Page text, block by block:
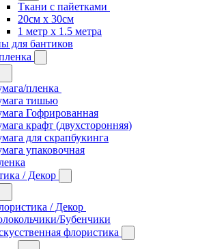
Ткани с пайетками
20см х 30см
1 метр х 1.5 метра
для бантиков
пленка
тишью
Гофрированная
крафт (двухсторонняя)
для скрапбукинга
упаковочная
/ Декор
/ Декор
Бубенчики
флористика